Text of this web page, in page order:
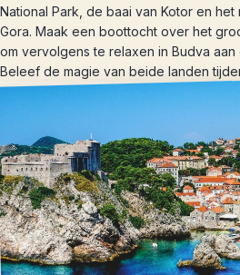
National Park, de baai van Kotor en
Gora. Maak een boottocht over het
om vervolgens te relaxen in Budva
Beleef de magie van beide landen